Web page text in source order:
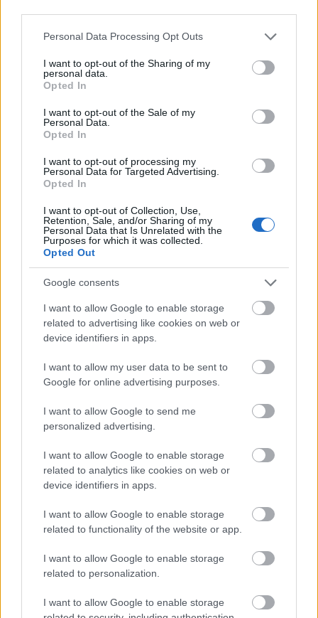
Please note that this website/app uses one or more Google
not limited to your visit or usage behaviour. You may click to
grant or deny consent to Google and its third-party tags to
use your data for below specified purposes in below Google
consent section.
Personal Data Processing Opt Outs
I want to opt-out of the Sharing of my
personal data.
Opted In
I want to opt-out of the Sale of my
Personal Data.
Opted In
I want to opt-out of processing my
Personal Data for Targeted Advertising.
Opted In
I want to opt-out of Collection, Use,
Retention, Sale, and/or Sharing of my
Personal Data that Is Unrelated with the
Purposes for which it was collected.
Opted Out
Google consents
I want to allow Google to enable storage
related to advertising like cookies on web or
device identifiers in apps.
I want to allow my user data to be sent to
Google for online advertising purposes.
I want to allow Google to send me
personalized advertising.
I want to allow Google to enable storage
related to analytics like cookies on web or
device identifiers in apps.
I want to allow Google to enable storage
related to functionality of the website or app.
I want to allow Google to enable storage
related to personalization.
I want to allow Google to enable storage
ΥΕ Προσωπικού Εστίασης (Τραπεζοκόμων) -
θέση
αναφορικά με τις θέσεις εργασίας στο
Proson.gr
Δήμος Χανίων
ΠΕ Ειδικών Παιδαγωγών Ειδ. ΠΕ Ειδικών
Παιδαγωγών - 1 θέση
ΔΕ Οδηγών Ειδ. ΔΕ Οδηγών - 1 θέση
Διαβάστε όλες τις σχετικές πληροφορίες
αναφορικά με τις θέσεις εργασίας στοProson.gr
Δήμος Καλαμάτας
ΠΕ Μηχανικών Ειδ. ΠΕ Πολιτικών Μηχανικών - 1
θέση
ΠΕ Μηχανικών Ειδ. ΠΕ Αρχιτεκτόνων
Μηχανικών - 1 θέση
ΠΕ Μηχανικών Ειδ. ΠΕ Αγρονόμων
Τοπογράφων Μηχανικών - 2 θέσεις
ΠΕ Μηχανικών Ειδ. ΠΕ Πολιτικών Μηχανικών - 1